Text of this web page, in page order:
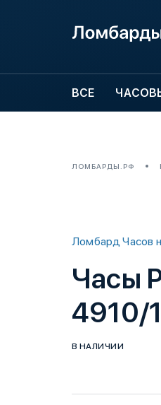
ВСЕ
ЛОМБАРДЫ.РФ
Ломбард Часов
Часы
4910/
В НАЛИЧИИ